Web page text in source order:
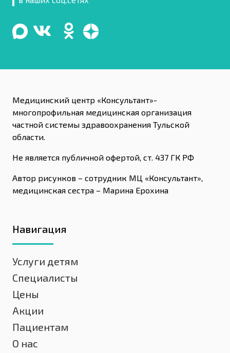
Медицинский центр «Консультант»-
многопрофильная медицинская организация
частной системы здравоохранения Тульской
области.
Не является публичной офертой, ст. 437 ГК РФ
Автор рисунков – сотрудник МЦ «Консультант»,
медицинская сестра – Марина Ерохина
Навигация
Услуги детям
Специалисты
Цены
Акции
Пациентам
О нас